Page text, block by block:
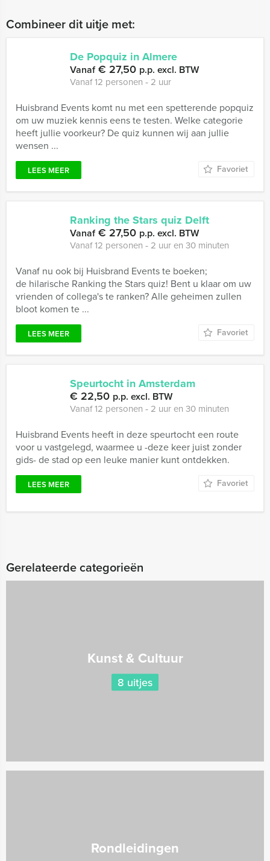
Combineer dit uitje met:
De Popquiz in Almere
Vanaf€ 27,50 p.p. excl. BTW
Vanaf 12 personen ‐ 2 uur
Huisbrand Events komt nu met een spetterende popquiz
om uw muziek kennis eens te testen. Welke categorie
heeft jullie voorkeur? De quiz kunnen wij aan jullie
wensen ...
LEES MEER Favoriet
Ranking the Stars quiz Delft
Vanaf€ 27,50 p.p. excl. BTW
Vanaf 12 personen ‐ 2 uur en 30 minuten
Vanaf nu ook bij Huisbrand Events te boeken;
de hilarische Ranking the Stars quiz! Bent u klaar om uw
vrienden of collega's te ranken? Alle geheimen zullen
bloot komen te ...
LEES MEER Favoriet
Speurtocht in Amsterdam
€ 22,50 p.p. excl. BTW
Vanaf 12 personen ‐ 2 uur en 30 minuten
Huisbrand Events heeft in deze speurtocht een route
voor u vastgelegd, waarmee u -deze keer juist zonder
gids- de stad op een leuke manier kunt ontdekken.
LEES MEER Favoriet
Gerelateerde categorieën
Kunst & Cultuur
8 uitjes
Rondleidingen